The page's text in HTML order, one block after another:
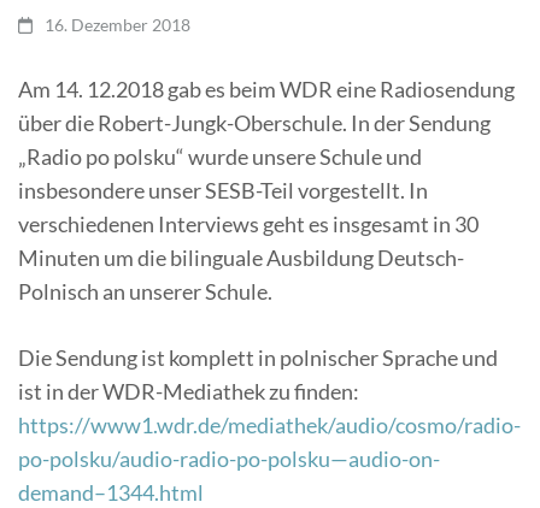
16. Dezember 2018
Am 14. 12.2018 gab es beim WDR eine Radiosendung
über die Robert-Jungk-Oberschule. In der Sendung
„Radio po polsku“ wurde unsere Schule und
insbesondere unser SESB-Teil vorgestellt. In
verschiedenen Interviews geht es insgesamt in 30
Minuten um die bilinguale Ausbildung Deutsch-
Polnisch an unserer Schule.
Die Sendung ist komplett in polnischer Sprache und
ist in der WDR-Mediathek zu finden:
https://www1.wdr.de/mediathek/audio/cosmo/radio-
po-polsku/audio-radio-po-polsku—audio-on-
demand–1344.html